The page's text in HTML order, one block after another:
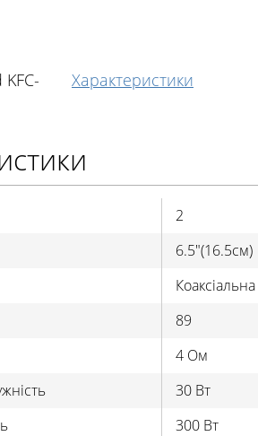
Характеристики
2
6.5"(16.5см)
89
4 Oм
30 Вт
300 Bт